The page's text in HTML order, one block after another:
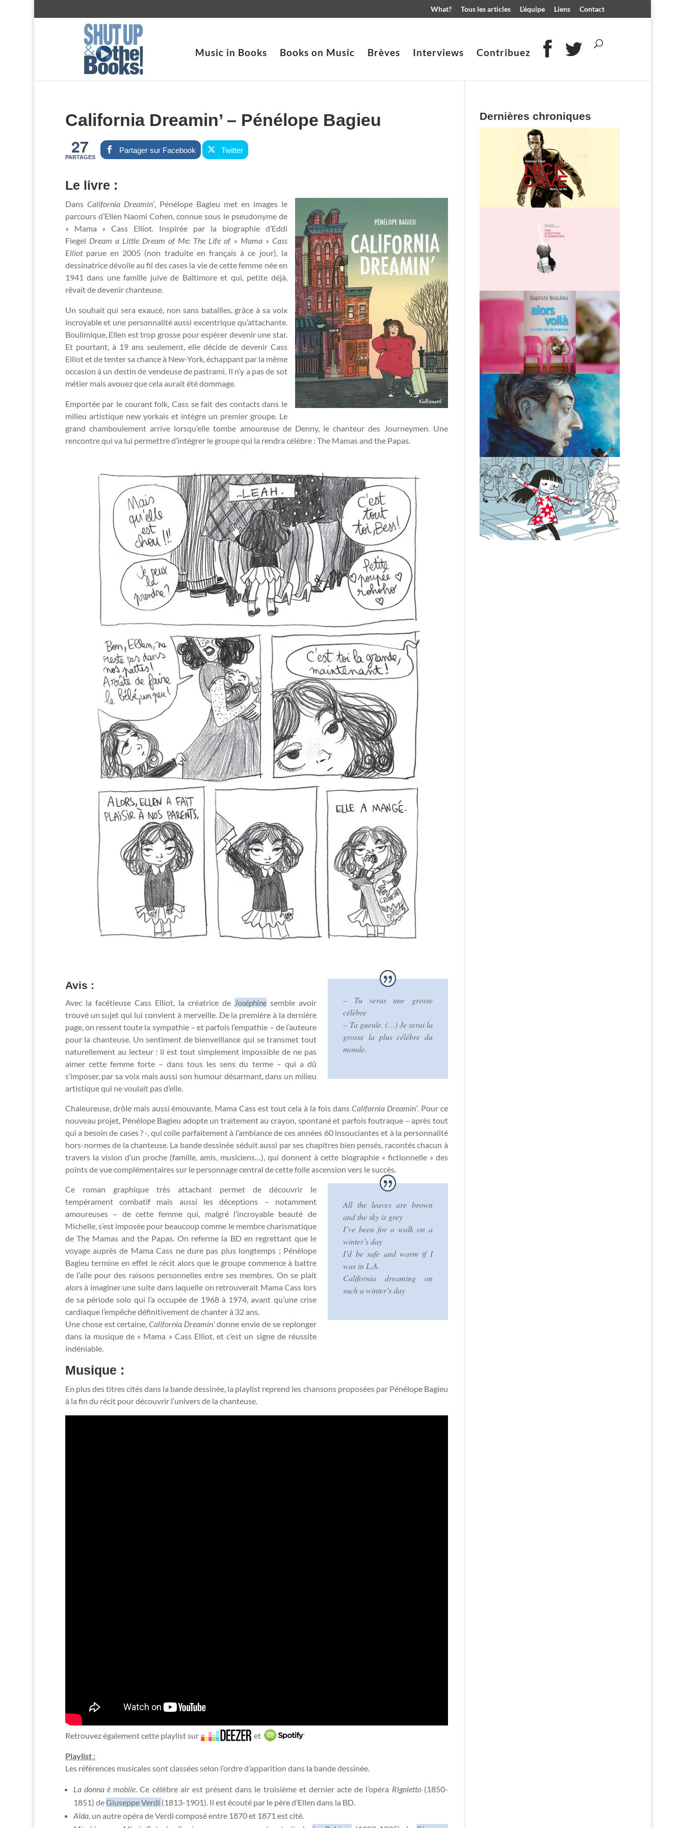
What? Tous les articles L’équipe Liens Contact
Music in Books Books on Music Brèves Interviews Contribuez
California Dreamin’ – Pénélope Bagieu
27
PARTAGES
Partager sur Facebook Twitter
Le livre :
Dans California Dreamin’, Pénélope Bagieu met en images le
parcours d’Ellen Naomi Cohen, connue sous le pseudonyme de
« Mama » Cass Elliot. Inspirée par la biographie d’Eddi
Fiegel Dream a Little Dream of Me: The Life of « Mama » Cass
Elliot parue en 2005 (non traduite en français à ce jour), la
dessinatrice dévoile au fil des cases la vie de cette femme née en
1941 dans une famille juive de Baltimore et qui, petite déjà,
rêvait de devenir chanteuse.
Un souhait qui sera exaucé, non sans batailles, grâce à sa voix
incroyable et une personnalité aussi excentrique qu’attachante.
Boulimique, Ellen est trop grosse pour espérer devenir une star.
Et pourtant, à 19 ans seulement, elle décide de devenir Cass
Elliot et de tenter sa chance à New-York, échappant par la même
occasion à un destin de vendeuse de pastrami. Il n’y a pas de sot
métier mais avouez que cela aurait été dommage.
Emportée par le courant folk, Cass se fait des contacts dans le
milieu artistique new yorkais et intègre un premier groupe. Le
grand chamboulement arrive lorsqu’elle tombe amoureuse de Denny, le chanteur des Journeymen. Une
rencontre qui va lui permettre d’intégrer le groupe qui la rendra célèbre : The Mamas and the Papas.
Avis :
Avec la facétieuse Cass Elliot, la créatrice de Joséphinesemble avoir
trouvé un sujet qui lui convient à merveille. De la première à la dernière
page, on ressent toute la sympathie – et parfois l’empathie – de l’auteure
pour la chanteuse. Un sentiment de bienveillance qui se transmet tout
naturellement au lecteur : il est tout simplement impossible de ne pas
aimer cette femme forte – dans tous les sens du terme – qui a dû
s’imposer, par sa voix mais aussi son humour désarmant, dans un milieu
artistique qui ne voulait pas d’elle.
– Tu seras une grosse
célèbre
– Ta gueule. (…) Je serai la
grosse la plus célèbre du
monde.
Chaleureuse, drôle mais aussi émouvante, Mama Cass est tout cela à la fois dans California Dreamin’. Pour ce
nouveau projet, Pénélope Bagieu adopte un traitement au crayon, spontané et parfois foutraque – après tout
qui a besoin de cases ? -, qui colle parfaitement à l’ambiance de ces années 60 insouciantes et à la personnalité
hors-normes de la chanteuse. La bande dessinée séduit aussi par ses chapitres bien pensés, racontés chacun à
travers la vision d’un proche (famille, amis, musiciens…), qui donnent à cette biographie « fictionnelle » des
points de vue complémentaires sur le personnage central de cette folle ascension vers le succès.
Ce roman graphique très attachant permet de découvrir le
tempérament combatif mais aussi les déceptions – notamment
amoureuses – de cette femme qui, malgré l’incroyable beauté de
Michelle, s’est imposée pour beaucoup comme le membre charismatique
de The Mamas and the Papas. On referme la BD en regrettant que le
voyage auprès de Mama Cass ne dure pas plus longtemps ; Pénélope
Bagieu termine en effet le récit alors que le groupe commence à battre
de l’aile pour des raisons personnelles entre ses membres. On se plait
alors à imaginer une suite dans laquelle on retrouverait Mama Cass lors
de sa période solo qui l’a occupée de 1968 à 1974, avant qu’une crise
cardiaque l’empêche définitivement de chanter à 32 ans.
Une chose est certaine,California Dreamin’donne envie de se replonger
dans la musique de « Mama » Cass Elliot, et c’est un signe de réussite
indéniable.
All the leaves are brown
and the sky is grey
I’ve been for a walk on a
winter’s day
I’d be safe and warm if I
was in L.A.
California dreaming on
such a winter’s day
Musique :
En plus des titres cités dans la bande dessinée, la playlist reprend les chansons proposées par Pénélope Bagieu
à la fin du récit pour découvrir l’univers de la chanteuse.
Retrouvez également cette playlist sur et
Playlist :
Les références musicales sont classées selon l’ordre d’apparition dans la bande dessinée.
La donna è mobile . Ce célèbre air est présent dans le troisième et dernier acte de l’opéra Rigoletto(1850-
1851) deGiuseppe Verdi (1813-1901). Il est écouté par le père d’Ellen dans la BD.
Aïda, un autre opéra de Verdi composé entre 1870 et 1871 est cité.
Dernières chroniques